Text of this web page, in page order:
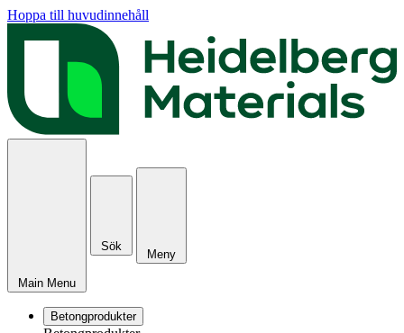
Hoppa till huvudinnehåll
Main Menu
Sök
Meny
Betongprodukter